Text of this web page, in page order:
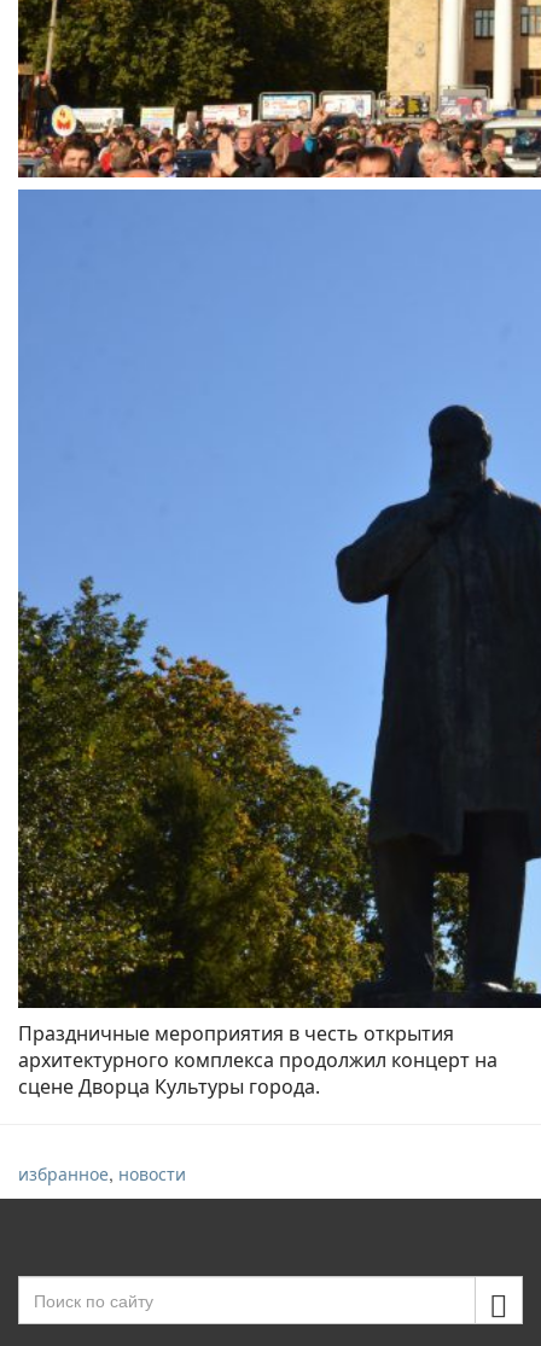
Праздничные мероприятия в честь открытия
архитектурного комплекса продолжил концерт на
сцене Дворца Культуры города.
избранное, новости